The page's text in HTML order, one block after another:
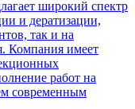
широкий спектр
и дератизации,
так и на
Компания имеет
работ на
современным